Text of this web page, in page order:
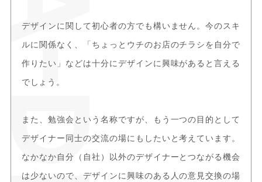
デザインに関して初心者の方でも構いません。今のスキ
ルに関係なく、「ちょっとウチのお店のチラシを自分で
作りたい」などは十分にデザインに興味があると言える
でしょう。
また、勉強会という名称ですが、もう一つの目的として
デザイナー同士の交流の場にもしたいと考えています。
なかなか自分（自社）以外のデザイナーとつながる機会
は少ないので、デザインに興味のある人の意見交換の場